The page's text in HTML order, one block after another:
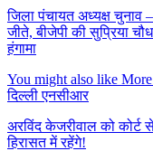
जिला पंचायत अध्यक्ष चुनाव
जीते, बीजेपी की सुप्रिया
हंगामा
You might also like
दिल्ली एनसीआर
अरविंद केजरीवाल को कोर्ट
हिरासत में रहेंगे!